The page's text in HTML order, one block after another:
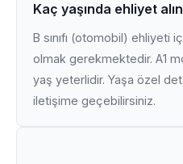
Kaç yaşında ehliyet
B sınıfı (otomobil) ehliyeti
olmak gerekmektedir. A1
yaş yeterlidir. Yaşa özel
iletişime geçebilirsiniz.